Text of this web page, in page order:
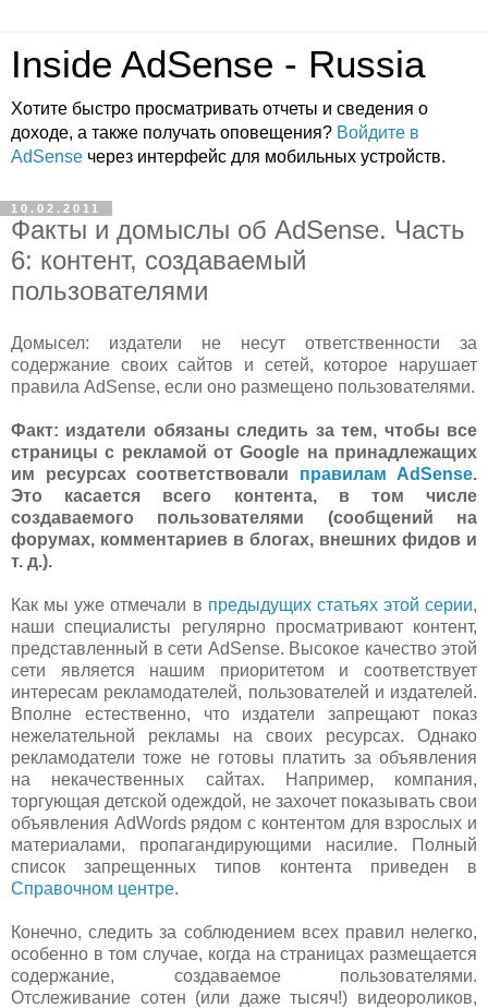
Inside AdSense - Russia
Хотите быстро просматривать отчеты и сведения о
доходе, а также получать оповещения? Войдите в
AdSense через интерфейс для мобильных устройств.
10.02.2011
Факты и домыслы об AdSense. Часть
6: контент, создаваемый
пользователями
Домысел: издатели не несут ответственности за
содержание своих сайтов и сетей, которое нарушает
правила AdSense, если оно размещено пользователями.
Факт: издатели обязаны следить за тем, чтобы все
страницы с рекламой от Google на принадлежащих
им ресурсах соответствовали правилам AdSense.
Это касается всего контента, в том числе
создаваемого пользователями (сообщений на
форумах, комментариев в блогах, внешних фидов и
т. д.).
Как мы уже отмечали в предыдущих статьях этой серии,
наши специалисты регулярно просматривают контент,
представленный в сети AdSense. Высокое качество этой
сети является нашим приоритетом и соответствует
интересам рекламодателей, пользователей и издателей.
Вполне естественно, что издатели запрещают показ
нежелательной рекламы на своих ресурсах. Однако
рекламодатели тоже не готовы платить за объявления
на некачественных сайтах. Например, компания,
торгующая детской одеждой, не захочет показывать свои
объявления AdWords рядом с контентом для взрослых и
материалами, пропагандирующими насилие. Полный
список запрещенных типов контента приведен в
Справочном центре.
Конечно, следить за соблюдением всех правил нелегко,
особенно в том случае, когда на страницах размещается
содержание, создаваемое пользователями.
Отслеживание сотен (или даже тысяч!) видеороликов,